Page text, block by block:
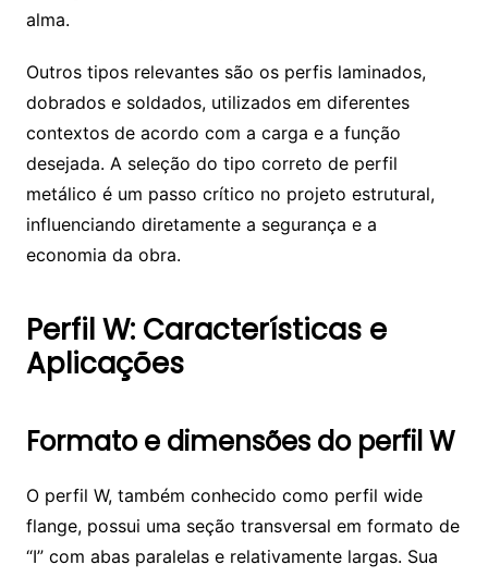
alma.
Outros tipos relevantes são os perfis laminados,
dobrados e soldados, utilizados em diferentes
contextos de acordo com a carga e a função
desejada. A seleção do tipo correto de perfil
metálico é um passo crítico no projeto estrutural,
influenciando diretamente a segurança e a
economia da obra.
Perfil W: Características e
Aplicações
Formato e dimensões do perfil W
O perfil W, também conhecido como perfil wide
flange, possui uma seção transversal em formato de
“I” com abas paralelas e relativamente largas. Sua